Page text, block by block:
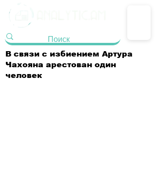
В связи с избиением Артура
Чахояна арестован один
человек